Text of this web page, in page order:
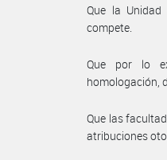
Que la
compete.
Que por lo
homologación,
Que las
atribuciones